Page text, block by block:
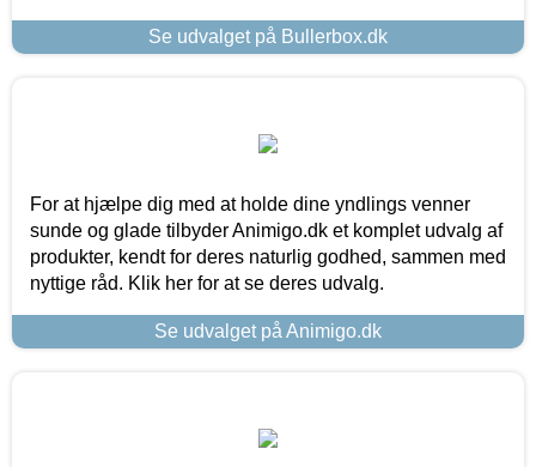
Se udvalget på Bullerbox.dk
For at hjælpe dig med at holde dine yndlings venner
sunde og glade tilbyder Animigo.dk et komplet udvalg af
produkter, kendt for deres naturlig godhed, sammen med
nyttige råd. Klik her for at se deres udvalg.
Se udvalget på Animigo.dk